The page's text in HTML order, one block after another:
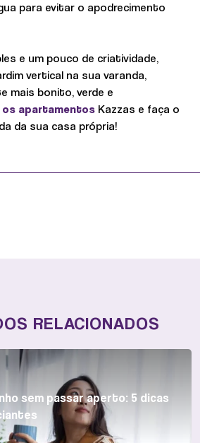
para evitar o apodrecimento
e um pouco de criatividade,
vertical na sua varanda,
mais bonito, verde e
os apartamentos Kazzas e faça o
da sua casa própria!
RELACIONADOS
sem passar aperto: 5 dicas